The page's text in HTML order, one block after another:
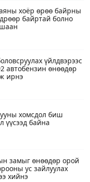
хоёр өрөө байрны
байртай болно
үйлдвэрээс
автобензин өнөөдөр
ирнэ
хомсдол биш
үүсээд байна
замыг өнөөдөр орой
ус зайлуулах
хийнэ